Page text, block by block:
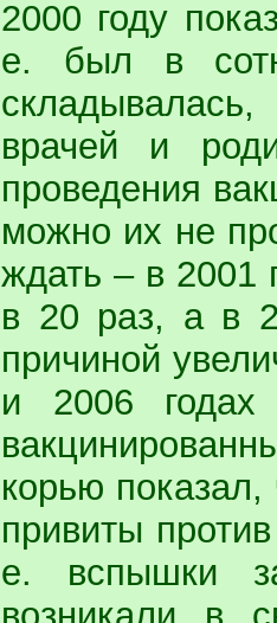
2000 году
е. был в
врачей и
проведения
можно их не
ждать – в 2001
в 20 раз, а в
причиной
и 2006 годах
корью
привиты
е. вспышки